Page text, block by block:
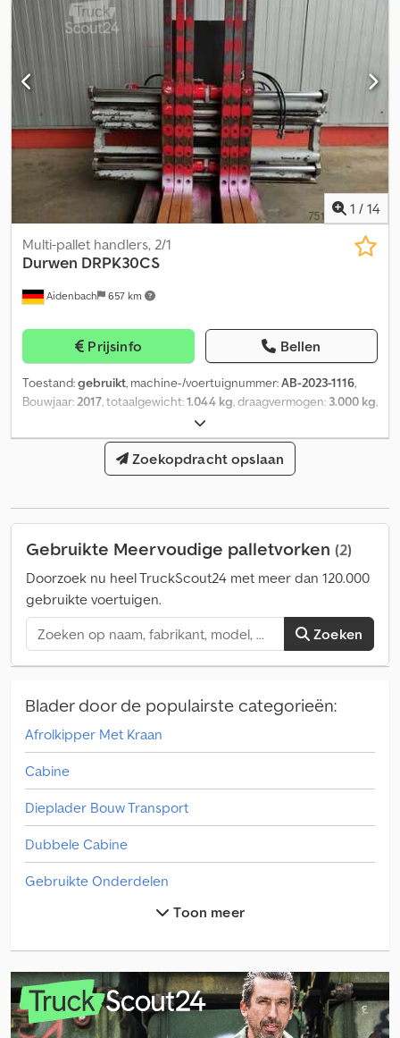
1 / 14
Aidenbach 657 km
Multi-pallet handlers, 2/1
Durwen DRPK30CS
Prijsinfo Bellen
Toestand:gebruikt, machine-/voertuignummer:AB-2023-1116,
Bouwjaar:2017, totaalgewicht:1.044 kg, draagvermogen: 3.000 kg,
, dikte van de vork:
ladingzwaartepunt:600 mm, productbreedte (max.):1.630 mm,
Tussentijdse verkoop en wijzigingen voorbehouden! Cjdsw
Zoekopdracht opslaan
Gebruikte Meervoudige palletvorken (2)
Doorzoek nu heel TruckScout24 met meer dan 120.000
gebruikte voertuigen.
Zoeken
Blader door de populairste categorieën:
Afrolkipper Met Kraan
Cabine
Dieplader Bouw Transport
Dubbele Cabine
Gebruikte Onderdelen
Multitrailer Aanhangers
Overige Aanbouw-/Opbouw/Kraan
Overige Dieplader Bouw Transport
Overige Dubbeldekker
Toon meer